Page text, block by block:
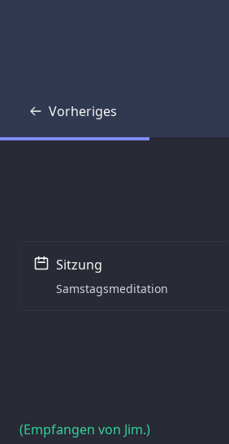
Vorheriges
Transkript
(Empfangen von Jim.)
Sitzung
Samstagsmeditation